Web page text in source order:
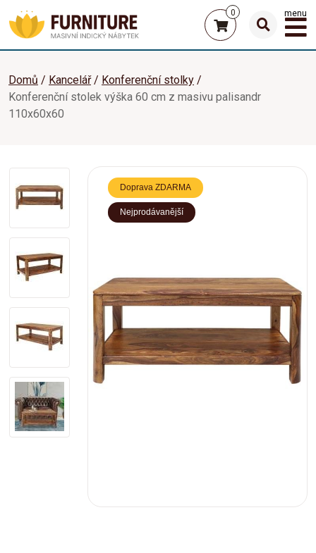
0 menu
Domů Kancelář
Konferenční stolky
Konferenční stolek výška 60 cm z masivu palisandr
110x60x60
Doprava ZDARMA
Nejprodávanější